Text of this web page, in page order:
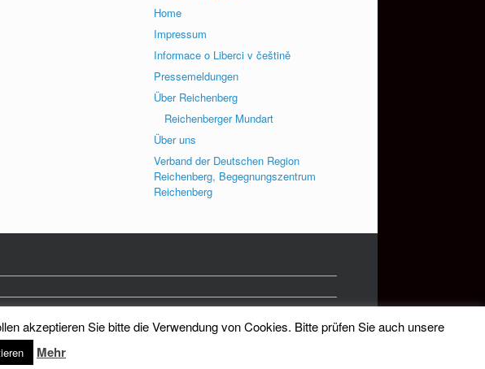
Home
Impressum
Informace o Liberci v češtině
Pressemeldungen
Über Reichenberg
Reichenberger Mundart
Über uns
Verband der Deutschen Region
Reichenberg, Begegnungszentrum
Reichenberg
bySiteOrigin
akzeptieren Sie bitte die Verwendung von Cookies. Bitte prüfen Sie auch unsere
Mehr